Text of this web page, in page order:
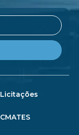
Licitações
CMATES